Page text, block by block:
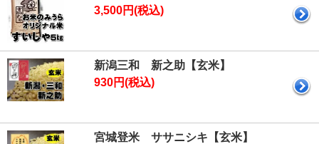
3,500円(税込)
新潟三和 新之助【玄米】
930円(税込)
宮城登米 ササニシキ【玄米】